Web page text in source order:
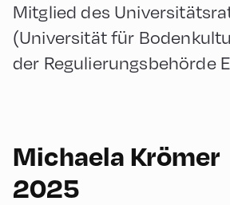
Mitglied des
(Universität für
der Regulierungsbehörde
Michaela Krömer
2025